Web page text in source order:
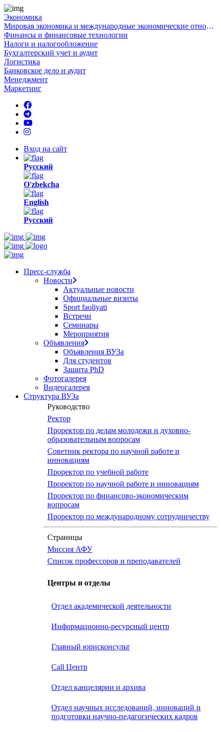
Экономика
Мировая экономика и международные экономические отношения
Финансы и финансовые технологии
Налоги и налогообложение
Бухгалтерский учет и аудит
Логистика
Банковское дело и аудит
Менеджмент
Маркетинг
Вход на сайт
Русский
O'zbekcha
English
Русский
Пресс-служба
Новости
Актуальные новости
Официальные визиты
Sport faoliyati
Встречи
Семинары
Мероприятия
Объявления
Объявления ВУЗа
Для студентов
Защита PhD
Фотогалерея
Видеогалерея
Структура ВУЗа
Руководство
Ректор
Проректор по делам молодежи и духовно-
образовательным вопросам
Советник ректора по научной работе и
инновациям
Проректор по учебной работе
Проректор по научной работе и инновациям
Проректор по финансово-экономическим
вопросам
Проректор по международному сотрудничеству
Страницы
Миссия АФУ
Список профессоров и преподавателей
Центры и отделы
Отдел академической деятельности
Информационно-ресурсный центр
Главный юрисконсульт
Call Центр
Oтдел канцелярии и архива
Отдел научных исследований, инноваций и
подготовки научно-педагогических кадров